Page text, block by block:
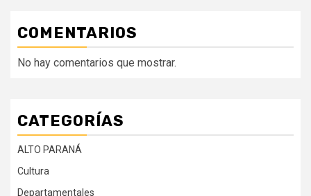
COMENTARIOS
No hay comentarios que mostrar.
CATEGORÍAS
ALTO PARANÁ
Cultura
Departamentales